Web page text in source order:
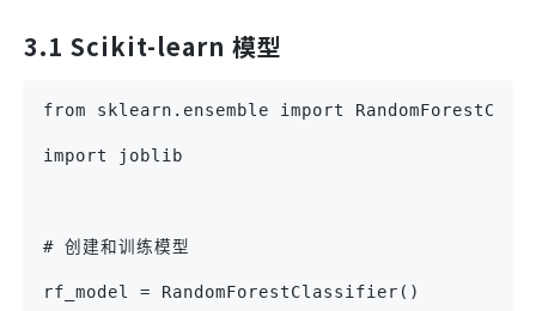
3.1 Scikit-learn 模型
from sklearn.ensemble import
import joblib
# 创建和训练模型
rf_model = RandomForestClassifier()